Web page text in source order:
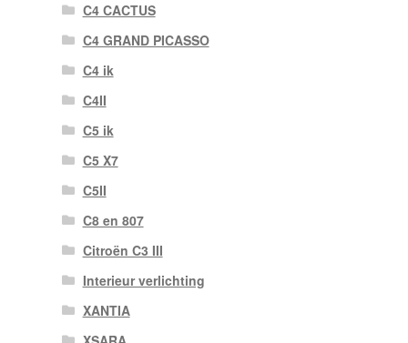
C4 CACTUS
C4 GRAND PICASSO
C4 ik
C4II
C5 ik
C5 X7
C5II
C8 en 807
Citroën C3 III
Interieur verlichting
XANTIA